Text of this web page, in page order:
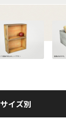
サイズ別